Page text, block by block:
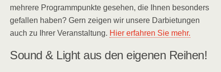
mehrere Programmpunkte gesehen, die Ihnen besonders
gefallen haben? Gern zeigen wir unsere Darbietungen
auch zu Ihrer Veranstaltung. Hier erfahren Sie mehr.
Sound & Light aus den eigenen Reihen!